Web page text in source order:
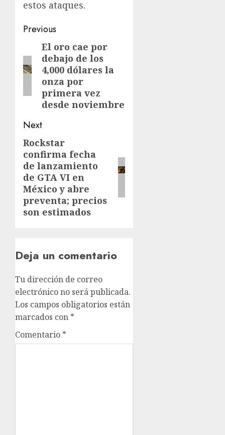
estos ataques.
Previous
El oro cae por
debajo de los
4,000 dólares la
onza por
primera vez
desde noviembre
Next
Rockstar
confirma fecha
de lanzamiento
de GTA VI en
México y abre
preventa; precios
son estimados
Deja un comentario
Tu dirección de correo
electrónico no será publicada.
Los campos obligatorios están
marcados con *
Comentario *